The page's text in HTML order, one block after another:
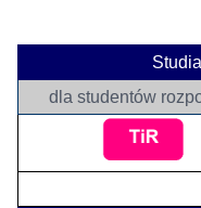
dla studentów